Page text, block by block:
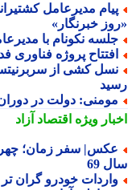
مدیرعامل
خبرنگار»
نکونام با مدیرعامل
پروژه فناوری
کشی از سربرنیتسا
دولت در دوران
ویژهاقتصاد آزاد
69
خودرو گران تر